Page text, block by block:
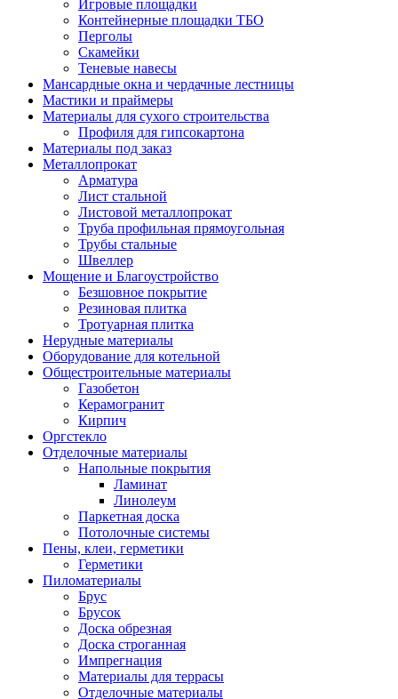
Игровые площадки
Контейнерные площадки ТБО
Перголы
Скамейки
Теневые навесы
Мансардные окна и чердачные лестницы
Мастики и праймеры
Материалы для сухого строительства
Профиля для гипсокартона
Материалы под заказ
Металлопрокат
Арматура
Лист стальной
Листовой металлопрокат
Труба профильная прямоугольная
Трубы стальные
Швеллер
Мощение и Благоустройство
Безшовное покрытие
Резиновая плитка
Тротуарная плитка
Нерудные материалы
Оборудование для котельной
Общестроительные материалы
Газобетон
Керамогранит
Кирпич
Оргстекло
Отделочные материалы
Напольные покрытия
Ламинат
Линолеум
Паркетная доска
Потолочные системы
Пены, клеи, герметики
Герметики
Пиломатериалы
Брус
Брусок
Доска обрезная
Доска строганная
Импрегнация
Материалы для террасы
Отделочные материалы